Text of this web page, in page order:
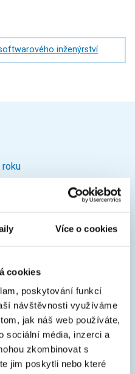
Více o cookies
cookies
poskytování funkcí
návštěvnosti využíváme
jak náš web používáte,
sociální média, inzerci a
zkombinovat s
jim poskytli nebo které
inženýrství